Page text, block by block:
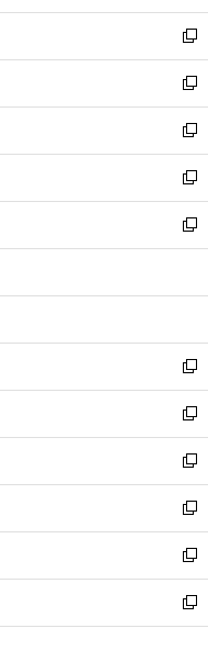
開
く
ウ
で
開
く
ン
ド
ウ
で
開
く
ウ
ィ
ン
ド
ウ
で
開
く
新
し
い
ウ
ィ
ン
ド
ウ
で
開
新
し
い
ウ
ィ
ン
ド
ウ
開
新
し
い
ウ
ィ
ン
ウ
開
く
新
し
い
ウ
ン
ウ
で
開
く
新
し
ウ
ン
ド
ウ
で
開
く
新
し
い
ウ
ィ
ン
ド
ウ
で
開
く
新
し
い
ウ
ィ
ン
ド
ウ
で
開
新
し
い
ウ
ィ
ン
ド
ウ
新
し
い
ウ
ィ
ン
新
し
い
ウ
新
し